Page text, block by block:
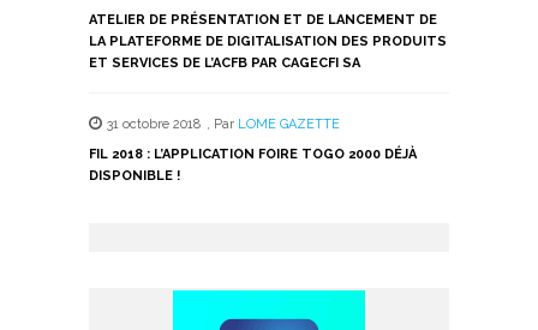
ATELIER DE PRÉSENTATION ET DE LANCEMENT DE
LA PLATEFORME DE DIGITALISATION DES PRODUITS
ET SERVICES DE L’ACFB PAR CAGECFI SA
31 octobre 2018 Par LOME GAZETTE
FIL 2018 : L’APPLICATION FOIRE TOGO 2000 DÉJÀ
DISPONIBLE !